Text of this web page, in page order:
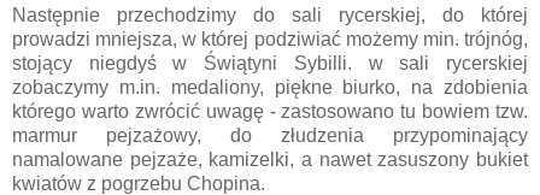
Następnie przechodzimy do sali rycerskiej, do której
prowadzi mniejsza, w której podziwiać możemy min. trójnóg,
stojący niegdyś w Świątyni Sybilli. w sali rycerskiej
zobaczymy m.in. medaliony, piękne biurko, na zdobienia
którego warto zwrócić uwagę - zastosowano tu bowiem tzw.
marmur pejzażowy, do złudzenia przypominający
namalowane pejzaże, kamizelki, a nawet zasuszony bukiet
kwiatów z pogrzebu Chopina.